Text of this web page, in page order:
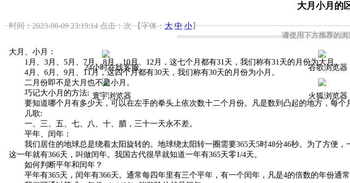
请使用下方推荐的浏
24小时在线客服 谷歌浏览器
寰宇浏览器 火狐浏览器
大月小月的
时间：2023-06-09 23:19:14点击：次 【字体：大 中 小】
大月、小月：
1月、3月、5月、7月、8月、10月、12月，这七个月都有31天，我们称有31天的月份为大月。
4月、6月、9月、11月，这四个月都有30天，我们称有30天的月份为小月。
二月份即不是大月也不是小月。
巧记大小月的方法:
要知道哪个月有多少天，可以在左手的拳头上依次数十二个月份。凡是数到凸起的地方，每个
儿歌:
一、三、五、七、八、十、腊，三十一天永不差。
平年、闰年：
我们居住的地球总是绕着太阳旋转的。地球绕太阳转一圈需要365天5时48分46秒。为了方便，
这一年就有366天，叫做闰年。我国古代很早就知道一年有365天零1/4天。
如何判断平年和闰年？
平年有365天，闰年有366天。通常每四年里有三个平年，有一个闰年，凡是4的倍数的年份通常